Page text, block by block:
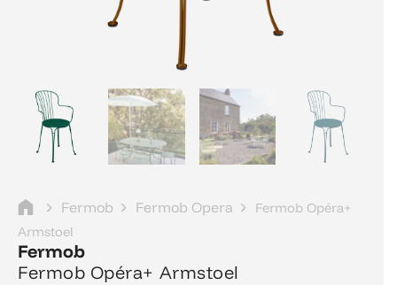
Fermob Fermob Opera
Fermob Opéra+
Armstoel
Fermob
Fermob Opéra+ Armstoel